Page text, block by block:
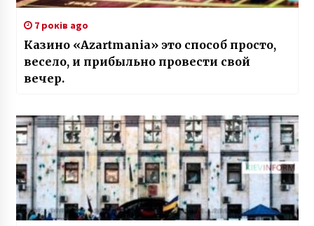
7 років ago
Казино «Azartmania» это способ просто,
весело, и прибыльно провести свой
вечер.